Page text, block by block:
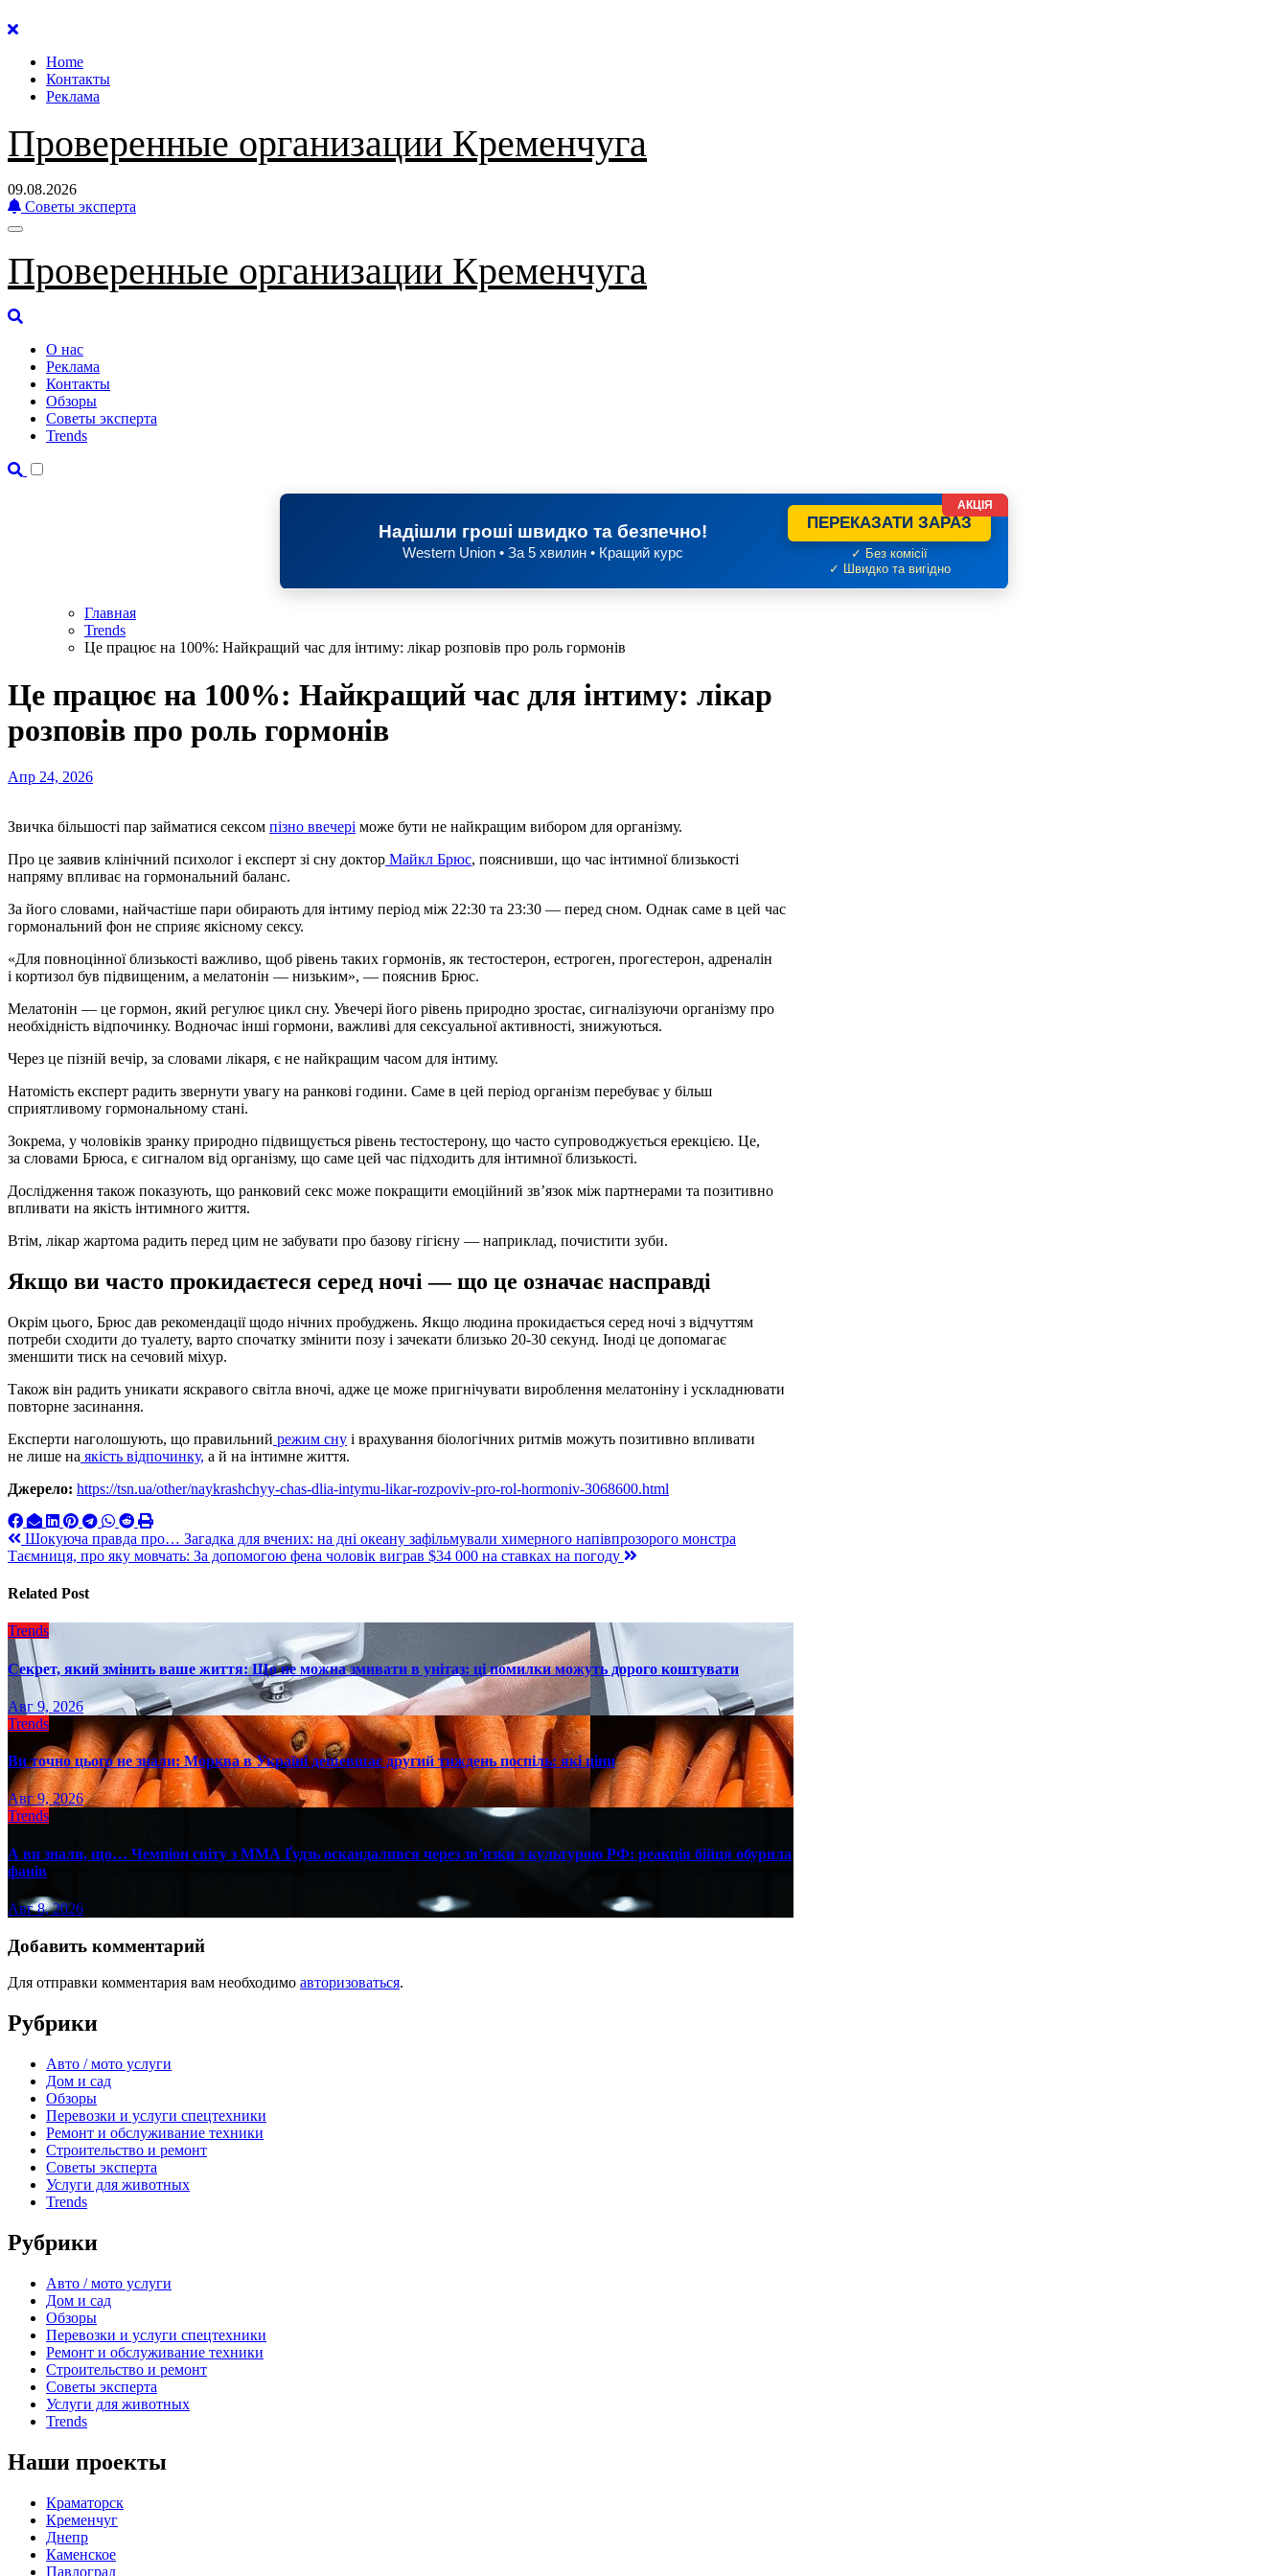
Перейти
содержанию
Home
Контакты
Реклама
Проверенные организации Кременчуга
09.08.2026
Советы эксперта
Проверенные организации Кременчуга
О нас
Реклама
Контакты
Обзоры
Советы эксперта
Trends
Надішли гроші швидко та безпечно!
Western Union • За 5 хвилин • Кращий курс
ПЕРЕКАЗАТИ ЗАРАЗ
✓ Без комісії
✓ Швидко та вигідно
АКЦІЯ
Главная
Trends
Це працює на 100%: Найкращий час для інтиму: лікар розповів про роль гормонів
Це працює на 100%: Найкращий час для інтиму: лікар
розповів про роль гормонів
Апр 24, 2026
Звичка більшості пар займатися сексом пізно ввечері може бути не найкращим вибором для організму.
Про це заявив клінічний психолог і експерт зі сну доктор Майкл Брюс, пояснивши, що час інтимної близькості
напряму впливає на гормональний баланс.
За його словами, найчастіше пари обирають для інтиму період між 22:30 та 23:30 — перед сном. Однак саме в цей час
гормональний фон не сприяє якісному сексу.
«Для повноцінної близькості важливо, щоб рівень таких гормонів, як тестостерон, естроген, прогестерон, адреналін
і кортизол був підвищеним, а мелатонін — низьким», — пояснив Брюс.
Мелатонін — це гормон, який регулює цикл сну. Увечері його рівень природно зростає, сигналізуючи організму про
необхідність відпочинку. Водночас інші гормони, важливі для сексуальної активності, знижуються.
Через це пізній вечір, за словами лікаря, є не найкращим часом для інтиму.
Натомість експерт радить звернути увагу на ранкові години. Саме в цей період організм перебуває у більш
сприятливому гормональному стані.
Зокрема, у чоловіків зранку природно підвищується рівень тестостерону, що часто супроводжується ерекцією. Це,
за словами Брюса, є сигналом від організму, що саме цей час підходить для інтимної близькості.
Дослідження також показують, що ранковий секс може покращити емоційний зв’язок між партнерами та позитивно
впливати на якість інтимного життя.
Втім, лікар жартома радить перед цим не забувати про базову гігієну — наприклад, почистити зуби.
Якщо ви часто прокидаєтеся серед ночі — що це означає насправді
Окрім цього, Брюс дав рекомендації щодо нічних пробуджень. Якщо людина прокидається серед ночі з відчуттям
потреби сходити до туалету, варто спочатку змінити позу і зачекати близько 20-30 секунд. Іноді це допомагає
зменшити тиск на сечовий міхур.
Також він радить уникати яскравого світла вночі, адже це може пригнічувати вироблення мелатоніну і ускладнювати
повторне засинання.
Експерти наголошують, що правильний режим сну і врахування біологічних ритмів можуть позитивно впливати
не лише на якість відпочинку, а й на інтимне життя.
Джерело: https://tsn.ua/other/naykrashchyy-chas-dlia-intymu-likar-rozpoviv-pro-rol-hormoniv-3068600.html
Навигация
по
записям
Шокуюча правда про… Загадка для вчених: на дні океану зафільмували химерного напівпрозорого монстра
Таємниця, про яку мовчать: За допомогою фена чоловік виграв $34 000 на ставках на погоду
Related Post
Trends
Секрет, який змінить ваше життя: Що не можна змивати в унітаз: ці помилки можуть дорого коштувати
Авг 9, 2026
Trends
Ви точно цього не знали: Морква в Україні дешевшає другий тиждень поспіль: які ціни
Авг 9, 2026
Trends
А ви знали, що… Чемпіон світу з ММА Ґудзь оскандалився через зв’язки з культурою РФ: реакція бійця обурила
фанів
Авг 8, 2026
Добавить комментарий
Для отправки комментария вам необходимо авторизоваться.
Рубрики
Авто / мото услуги
Дом и сад
Обзоры
Перевозки и услуги спецтехники
Ремонт и обслуживание техники
Строительство и ремонт
Советы эксперта
Услуги для животных
Trends
Рубрики
Авто / мото услуги
Дом и сад
Обзоры
Перевозки и услуги спецтехники
Ремонт и обслуживание техники
Строительство и ремонт
Советы эксперта
Услуги для животных
Trends
Наши проекты
Краматорск
Кременчуг
Днепр
Каменское
Павлоград